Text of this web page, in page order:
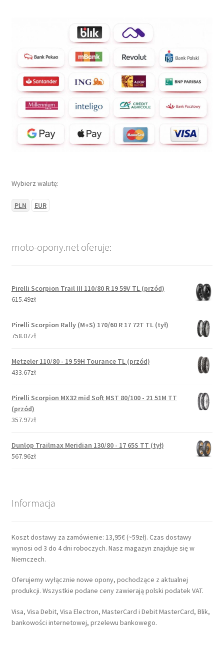
Wybierz walutę:
PLN EUR
moto-opony.net oferuje:
Pirelli Scorpion Trail III 110/80 R 19 59V TL (przód)
615.49zł
Pirelli Scorpion Rally (M+S) 170/60 R 17 72T TL (tył)
758.07zł
Metzeler 110/80 - 19 59H Tourance TL (przód)
433.67zł
Pirelli Scorpion MX32 mid Soft MST 80/100 - 21 51M TT
(przód)
357.97zł
Dunlop Trailmax Meridian 130/80 - 17 65S TT (tył)
567.96zł
Informacja
Koszt dostawy za zamówienie: 13,95€ (~59zł). Czas dostawy
wynosi od 3 do 4 dni roboczych. Nasz magazyn znajduje się w
Niemczech.
Oferujemy wyłącznie nowe opony, pochodzące z aktualnej
produkcji. Wszystkie podane ceny zawierają polski podatek VAT.
Visa, Visa Debit, Visa Electron, MasterCard i Debit MasterCard, Blik,
bankowości internetowej, przelewu bankowego.